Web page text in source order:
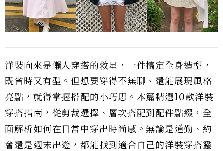
洋裝向來是懶人穿搭的救星，一件搞定全身造型，
既省時又有型。但想要穿得不無聊、還能展現風格
亮點，就得掌握搭配的小巧思。本篇精選10款洋裝
穿搭指南，從剪裁選擇、層次搭配到配件點綴，全
面解析如何在日常中穿出時尚感。無論是通勤、約
會還是週末出遊，都能找到適合自己的洋裝穿搭靈